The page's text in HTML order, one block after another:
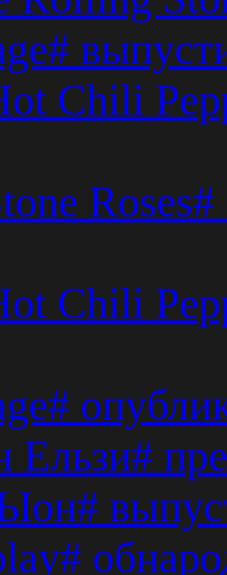
Chili
Chili
Ельзи#